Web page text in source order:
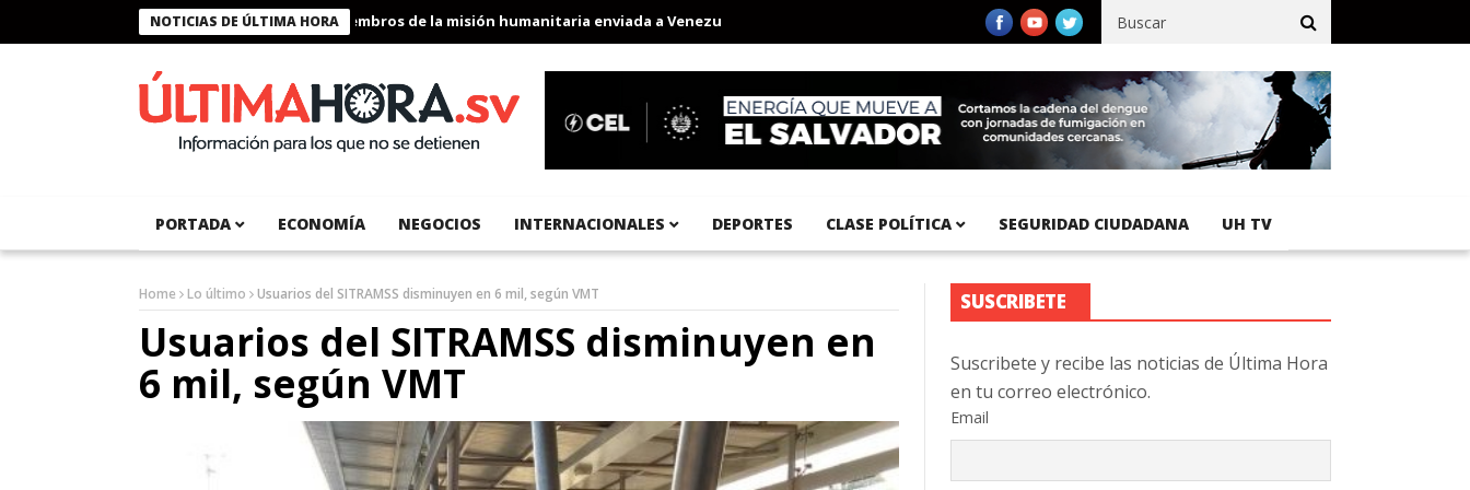
NOTICIAS DE ÚLTIMA HORA
Presidente Bukele condecora a miembros de la misión humanitaria enviada a Venezuela Aeropuerto Internacional del Pacífico registra 92 % de avance en obras de terracería
PORTADA ECONOMÍA NEGOCIOS INTERNACIONALES DEPORTES CLASE POLÍTICA SEGURIDAD CIUDADANA UH TV
Home Lo último Usuarios del SITRAMSS disminuyen en 6 mil, según VMT
Usuarios del SITRAMSS disminuyen en
6 mil, según VMT
SUSCRIBETE
Suscribete y recibe las noticias de Última Hora
en tu correo electrónico.
Email